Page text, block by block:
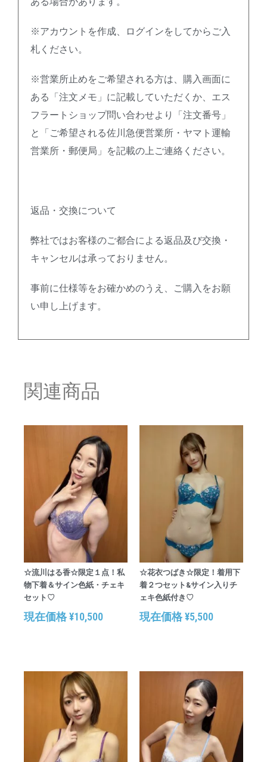
※アカウントを作成、ログインをしてからご入
札ください。
※営業所止めをご希望される方は、購入画面に
ある「注文メモ」に記載していただくか、エス
フラートショップ問い合わせより「注文番号」
と「ご希望される佐川急便営業所・ヤマト運輸
営業所・郵便局」を記載の上ご連絡ください。
返品・交換について
弊社ではお客様のご都合による返品及び交換・
キャンセルは承っておりません。
事前に仕様等をお確かめのうえ、ご購入をお願
い申し上げます。
関連商品
☆流川はる香☆限定１点！私
物下着＆サイン色紙・チェキ
セット♡
現在価格¥10,500
☆花衣つばき☆限定！着用下
着２つセット&サイン入りチ
ェキ色紙付き♡
現在価格¥5,500